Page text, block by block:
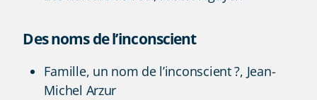
Des noms de l’inconscient
Famille, un nom de l’inconscient ?, Jean-
Michel Arzur